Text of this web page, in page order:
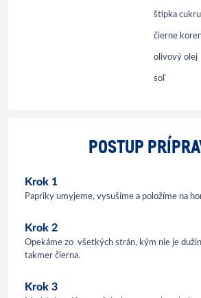
štipka cukru
čierne
olivový olej
soľ
POSTUP
Krok 1
Papriky umyjeme, vysušíme a položíme na
Krok 2
Opekáme zo všetkých strán, kým nie je
takmer čierna.
Krok 3